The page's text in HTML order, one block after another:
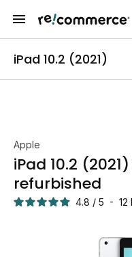
iPad 10.2 (2021)
Apple
iPad 10.2
refurbished
4.8 / 5 - 12